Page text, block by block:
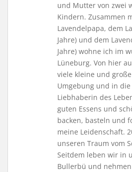
und Mutter von zwei
Kindern. Zusammen
Lavendelpapa, dem
Jahre) und dem
Jahre) wohne ich im
Lüneburg. Von hier
viele kleine und
Umgebung und in
Liebhaberin des
guten Essens und
backen, basteln und
meine Leidenschaft.
unseren Traum vom
Seitdem leben wir in
Bullerbü und